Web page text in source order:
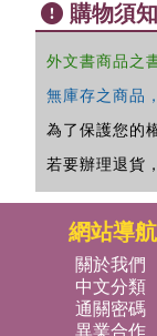
購物須知
外文書商品之
無庫存之商品
為了保護您的
若要辦理退貨
網站導
關於我們
中文分類
通關密碼
異業合作